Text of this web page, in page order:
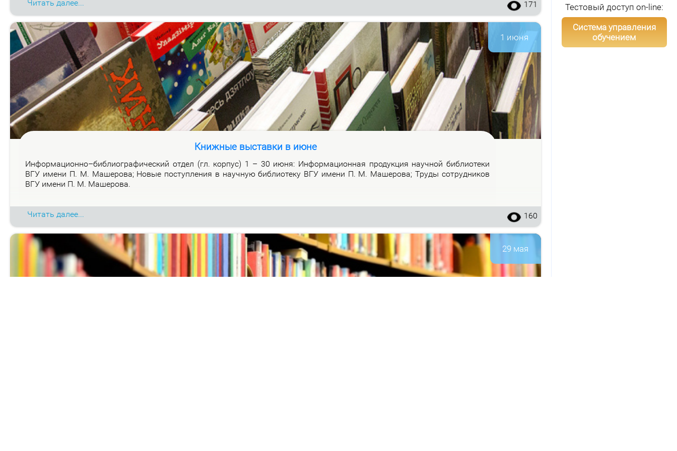
Читать далее... 171
1 июня
Книжные выставки в июне
Ин­фор­ма­ци­он­но–биб­лио­гра­фи­че­ский от­дел (гл. кор­пус) 1 – 30 июня: Ин­фор­ма­ци­он­ная про­дук­ция на­уч­ной биб­лио­те­ки
ВГУ име­ни П. М. Ма­ше­ро­ва; Но­вые по­ступ­ле­ния в на­уч­ную биб­лио­те­ку ВГУ име­ни П. М. Ма­ше­ро­ва; Тру­ды со­труд­ни­ков
ВГУ име­ни П. М. Ма­ше­ро­ва.
Читать далее... 160
29 мая
Тестовый доступ on-line:
Система управления
обучением